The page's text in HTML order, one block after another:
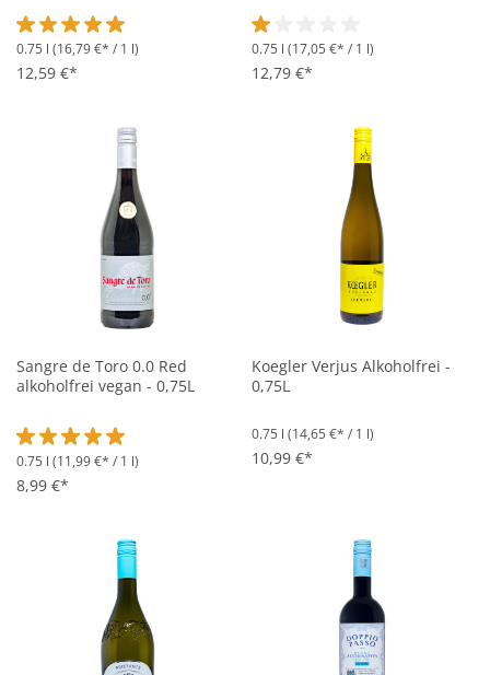
Durchschnittliche Bewertung von 5 von 5 Sternen
0.75 l (16,79 €* / 1 l)
12,59 €*
Durchschnittliche Bewertung
0.75 l (17,05 €* / 1 l)
12,79 €*
Sangre de Toro 0.0 Red
alkoholfrei vegan - 0,75L
Durchschnittliche Bewertung von 5 von 5 Sternen
0.75 l (11,99 €* / 1 l)
8,99 €*
Koegler Verjus Alkoholfrei -
0,75L
0.75 l (14,65 €* / 1 l)
10,99 €*